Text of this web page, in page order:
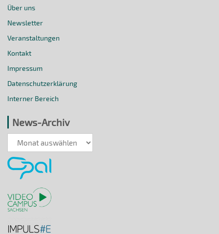
Über uns
Newsletter
Veranstaltungen
Kontakt
Impressum
Datenschutzerklärung
Interner Bereich
News-Archiv
News-
Archiv